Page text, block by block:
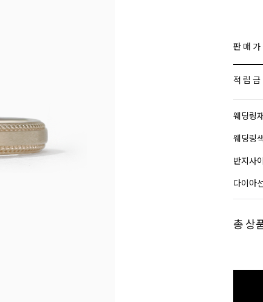
판 매 가
적 립 금
웨딩링
웨딩링
반지사
다이아
총 상